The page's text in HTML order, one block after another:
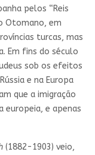
pelos “Reis
Otomano, em
turcas, mas
Em fins do século
sob os efeitos
e na Europa
que a imigração
europeia, e apenas
(1882-1903) veio,